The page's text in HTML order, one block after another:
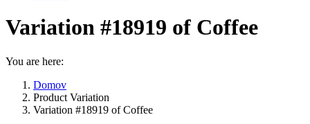
Variation #18919 of Coffee
You are here:
Domov
Product Variation
Variation #18919 of Coffee